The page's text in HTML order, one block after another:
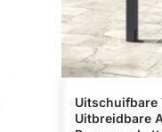
Uitschuifbare
Uitbreidbare